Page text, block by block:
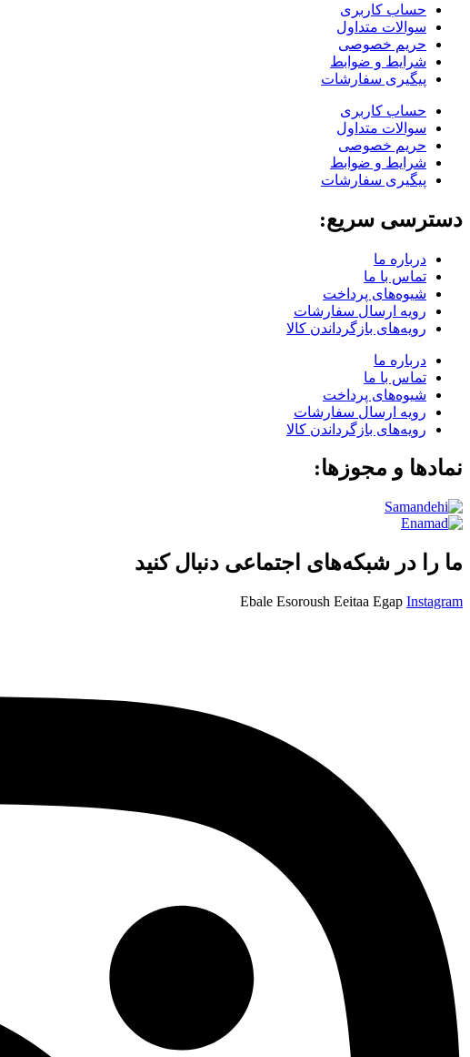
حساب کاربری
سوالات متداول
حریم خصوصی
شرایط و ضوابط
پیگیری سفارشات
حساب کاربری
سوالات متداول
حریم خصوصی
شرایط و ضوابط
پیگیری سفارشات
دسترسی سریع:
درباره ما
تماس با ما
شیوه‌های پرداخت
رویه ارسال سفارشات
رویه‌های بازگرداندن کالا
درباره ما
تماس با ما
شیوه‌های پرداخت
رویه ارسال سفارشات
رویه‌های بازگرداندن کالا
نمادها و مجوزها:
ما را در شبکه‌های اجتماعی دنبال کنید
Ebale Esoroush Eeitaa Egap Instagram